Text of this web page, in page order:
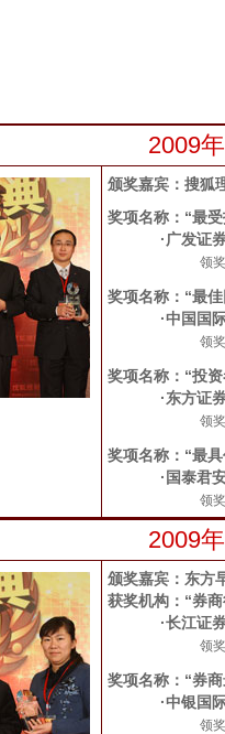
2009
颁奖嘉宾：搜狐
奖项名称：“最
·广发证
领
奖项名称：“最
·中国国
领
奖项名称：“投
·东方证
领
奖项名称：“最
·国泰君
领
2009
颁奖嘉宾：东方
获奖机构：“券
·长江证
领
奖项名称：“券
·中银国
领